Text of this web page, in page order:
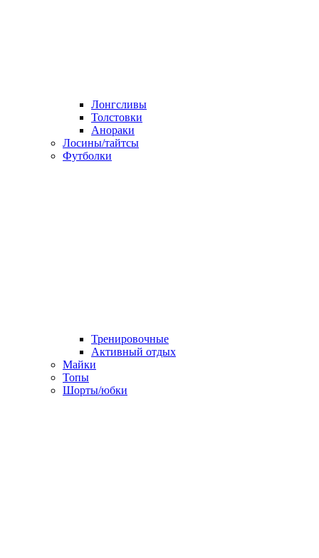
Лонгсливы
Толстовки
Анораки
Лосины/тайтсы
Футболки
Тренировочные
Активный отдых
Майки
Топы
Шорты/юбки